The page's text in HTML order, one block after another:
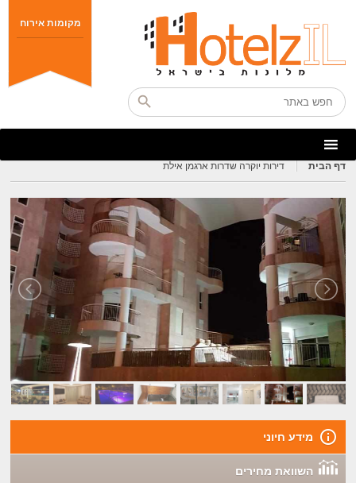
מקומות אירוח
דף הבית דירות יוקרה שדרות ארגמן אילת
מידע חיוני
השוואת מחירים